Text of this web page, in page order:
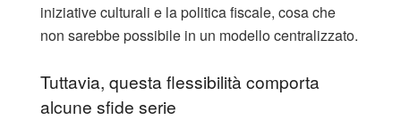
iniziative culturali e la politica fiscale, cosa che
non sarebbe possibile in un modello centralizzato.
Tuttavia, questa flessibilità comporta
alcune sfide serie